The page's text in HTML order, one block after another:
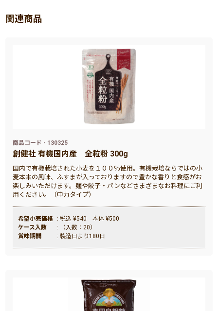
関連商品
商品コード - 130325
創健社 有機国内産 全粒粉 300g
国内で有機栽培された小麦を１００％使用。有機栽培ならではの小
麦本来の風味、ふすまが入っておりますので豊かな香りと食感がお
楽しみいただけます。麺や餃子・パンなどさまざまなお料理にご利
用ください。（中力タイプ）
希望小売価格
: 税込 ¥540 本体 ¥500
ケース入数
: （入数：20）
賞味期間
: 製造日より180日